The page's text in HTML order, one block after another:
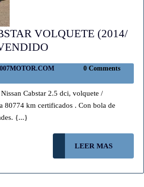
VOLQUETE (2014/
VOLQUETE
(2014/
pocos
VENDIDO
007MOTOR.COM 007MOTOR.COM
0 Comments
Cabstar 2.5 dci, volquete /
80774 km certificados . Con bola de
{...}
LEER MAS
MAS